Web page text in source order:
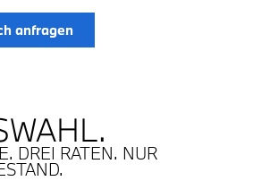
anfragen
DREI RATEN. NUR